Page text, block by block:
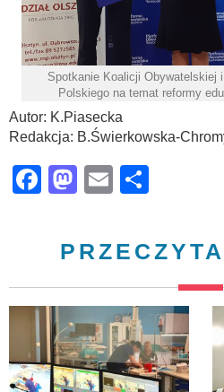
Spotkanie Koalicji Obywatelskiej
Polskiego na temat reformy
Autor: K.Piasecka
Redakcja: B.Świerkowska-
Facebook
Mastodon
Email